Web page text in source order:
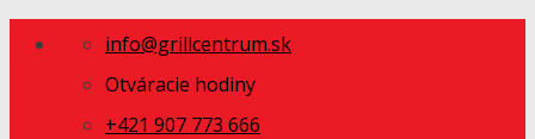
info@grillcentrum.sk
Otváracie hodiny
+421 907 773 666